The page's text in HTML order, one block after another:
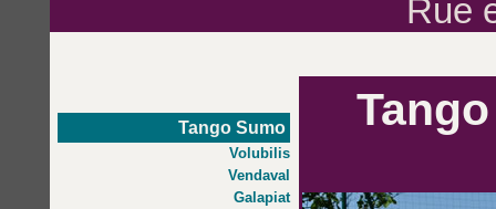
Tango Sumo
Volubilis
Vendaval
Galapiat